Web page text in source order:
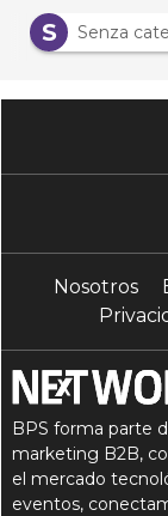
S
Senza
Nosotros
BPS forma parte
marketing B2B,
el mercado
eventos,